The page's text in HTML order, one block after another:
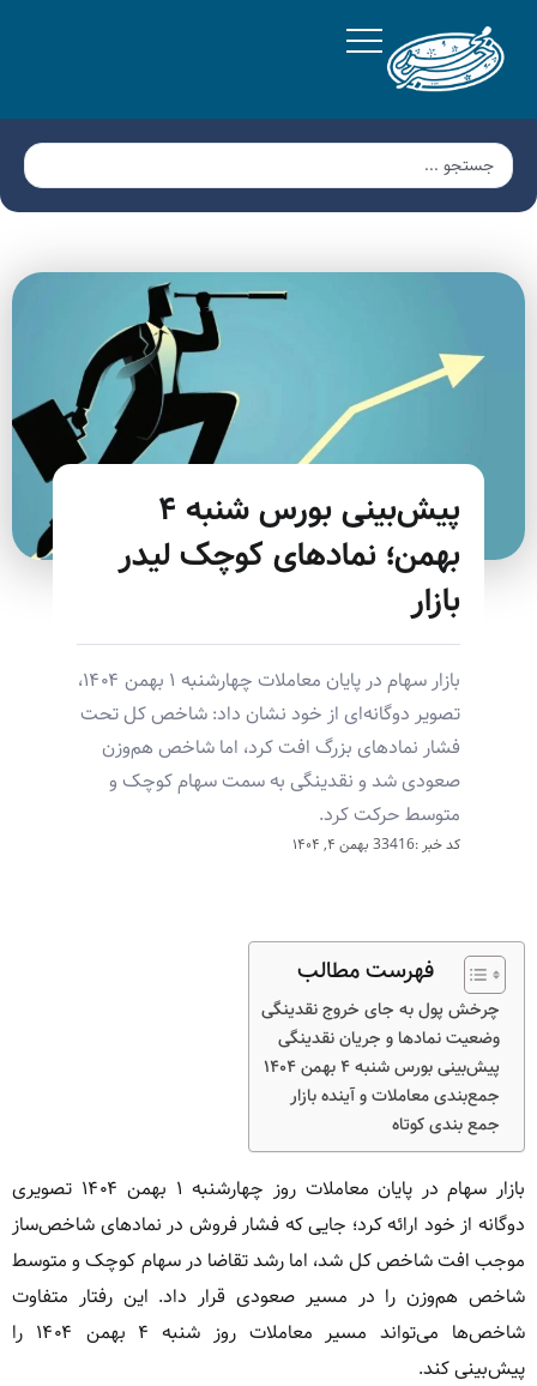
پیش‌بینی بورس شنبه ۴
بهمن؛ نمادهای کوچک لیدر
بازار
بازار سهام در پایان معاملات چهارشنبه ۱ بهمن ۱۴۰۴،
تصویر دوگانه‌ای از خود نشان داد: شاخص کل تحت
فشار نمادهای بزرگ افت کرد، اما شاخص هم‌وزن
صعودی شد و نقدینگی به سمت سهام کوچک و
متوسط حرکت کرد.
کد خبر :33416 بهمن ۴, ۱۴۰۴
فهرست مطالب
چرخش پول به جای خروج نقدینگی
وضعیت نمادها و جریان نقدینگی
پیش‌بینی بورس شنبه ۴ بهمن ۱۴۰۴
جمع‌بندی معاملات و آینده بازار
جمع بندی کوتاه
بازار سهام در پایان معاملات روز چهارشنبه ۱ بهمن ۱۴۰۴ تصویری
دوگانه از خود ارائه کرد؛ جایی که فشار فروش در نمادهای شاخص‌ساز
موجب افت شاخص کل شد، اما رشد تقاضا در سهام کوچک و متوسط
شاخص هم‌وزن را در مسیر صعودی قرار داد. این رفتار متفاوت
شاخص‌ها می‌تواند مسیر معاملات روز شنبه ۴ بهمن ۱۴۰۴ را
پیش‌بینی کند.